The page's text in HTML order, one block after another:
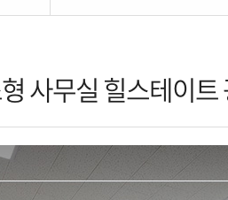
사무실 힐스테이